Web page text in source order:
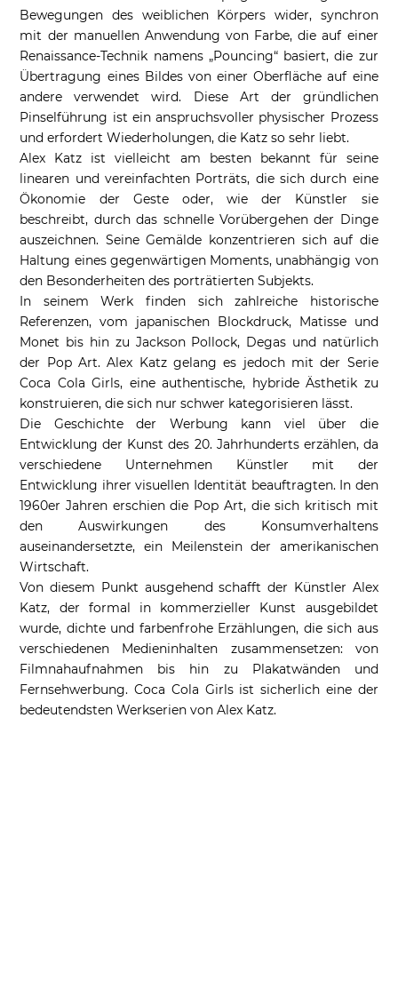
Bewegungen des weiblichen Körpers wider, synchron
mit der manuellen Anwendung von Farbe, die auf einer
Renaissance-Technik namens „Pouncing“ basiert, die zur
Übertragung eines Bildes von einer Oberfläche auf eine
andere verwendet wird. Diese Art der gründlichen
Pinselführung ist ein anspruchsvoller physischer Prozess
und erfordert Wiederholungen, die Katz so sehr liebt.
Alex Katz ist vielleicht am besten bekannt für seine
linearen und vereinfachten Porträts, die sich durch eine
Ökonomie der Geste oder, wie der Künstler sie
beschreibt, durch das schnelle Vorübergehen der Dinge
auszeichnen. Seine Gemälde konzentrieren sich auf die
Haltung eines gegenwärtigen Moments, unabhängig von
den Besonderheiten des porträtierten Subjekts.
In seinem Werk finden sich zahlreiche historische
Referenzen, vom japanischen Blockdruck, Matisse und
Monet bis hin zu Jackson Pollock, Degas und natürlich
der Pop Art. Alex Katz gelang es jedoch mit der Serie
Coca Cola Girls, eine authentische, hybride Ästhetik zu
konstruieren, die sich nur schwer kategorisieren lässt.
Die Geschichte der Werbung kann viel über die
Entwicklung der Kunst des 20. Jahrhunderts erzählen, da
verschiedene Unternehmen Künstler mit der
Entwicklung ihrer visuellen Identität beauftragten. In den
1960er Jahren erschien die Pop Art, die sich kritisch mit
den Auswirkungen des Konsumverhaltens
auseinandersetzte, ein Meilenstein der amerikanischen
Wirtschaft.
Von diesem Punkt ausgehend schafft der Künstler Alex
Katz, der formal in kommerzieller Kunst ausgebildet
wurde, dichte und farbenfrohe Erzählungen, die sich aus
verschiedenen Medieninhalten zusammensetzen: von
Filmnahaufnahmen bis hin zu Plakatwänden und
Fernsehwerbung. Coca Cola Girls ist sicherlich eine der
bedeutendsten Werkserien von Alex Katz.